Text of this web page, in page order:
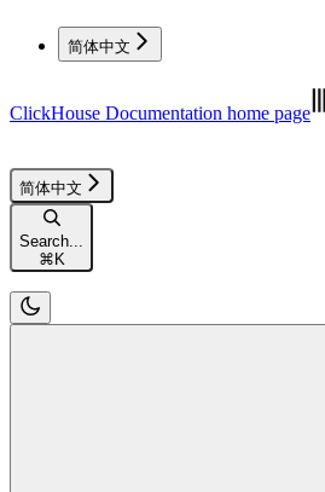
简体中文
ClickHouse Documentation home page
简体中文
Search...
⌘ K